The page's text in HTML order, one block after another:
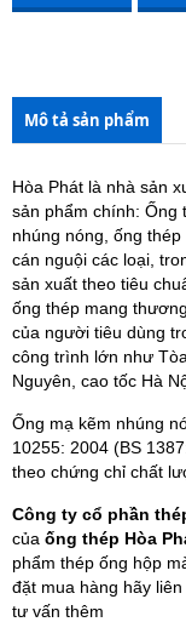
Mô tả sản phẩm
Hòa Phát là nhà sản
sản phẩm chính: Ống
nhúng nóng, ống
cán nguội các loại,
sản xuất theo tiêu
ống thép mang
của người tiêu dùng
công trình lớn như
Nguyên, cao tốc Hà
Ống mạ kẽm nhúng
10255: 2004 (BS
theo chứng chỉ chất
Công ty cổ phần
của ống thép Hòa
phẩm thép ống hộp
đặt mua hàng hãy
tư vấn thêm